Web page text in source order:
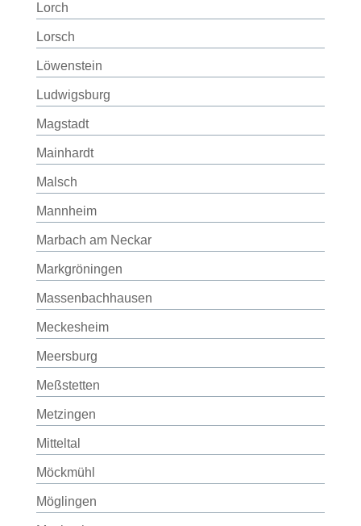
Lorch
Lorsch
Löwenstein
Ludwigsburg
Magstadt
Mainhardt
Malsch
Mannheim
Marbach am Neckar
Markgröningen
Massenbachhausen
Meckesheim
Meersburg
Meßstetten
Metzingen
Mitteltal
Möckmühl
Möglingen